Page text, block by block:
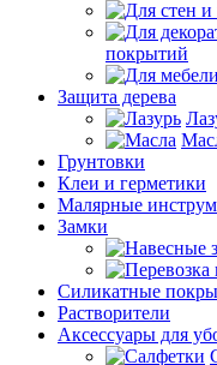
покрытий
Защита дерева
Грунтовки
Клеи и герметики
Малярные
Замки
Силикатные
Растворители
Аксессуары для